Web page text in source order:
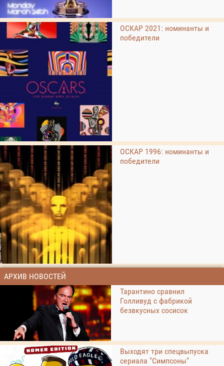
ОСКАР 2021: номинанты и
победители
ОСКАР 1996: номинанты и
победители
АРХИВ НОВОСТЕЙ
Тарантино сравнил
Голливуд с фабрикой
безвкусных сосисок
Выходят три спецвыпуска
сериала "Симпсоны"